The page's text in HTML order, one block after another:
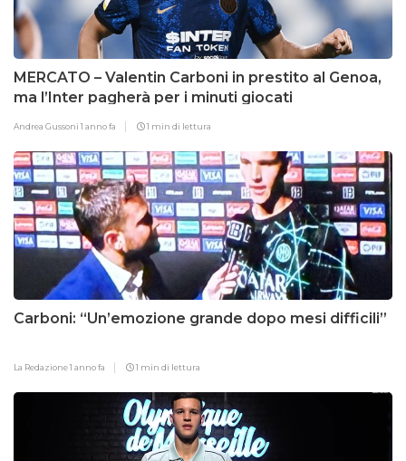
MERCATO – Valentin Carboni in prestito al Genoa,
ma l’Inter pagherà per i minuti giocati
Andrea Gussoni1 anno fa 1 min di lettura
Carboni: “Un’emozione grande dopo mesi difficili”
La Redazione1 anno fa 1 min di lettura